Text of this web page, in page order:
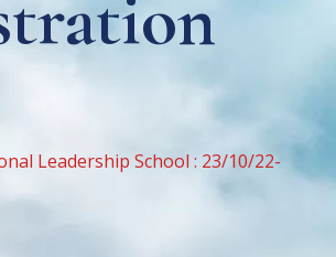
Leadership School : 23/10/22-